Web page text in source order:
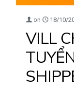
on 18/10/
VILL